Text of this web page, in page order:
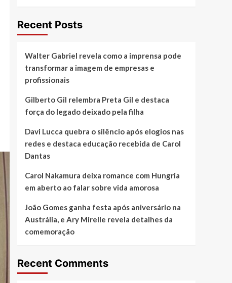
Recent Posts
Walter Gabriel revela como a imprensa pode
transformar a imagem de empresas e
profissionais
Gilberto Gil relembra Preta Gil e destaca
força do legado deixado pela filha
Davi Lucca quebra o silêncio após elogios nas
redes e destaca educação recebida de Carol
Dantas
Carol Nakamura deixa romance com Hungria
em aberto ao falar sobre vida amorosa
João Gomes ganha festa após aniversário na
Austrália, e Ary Mirelle revela detalhes da
comemoração
Recent Comments